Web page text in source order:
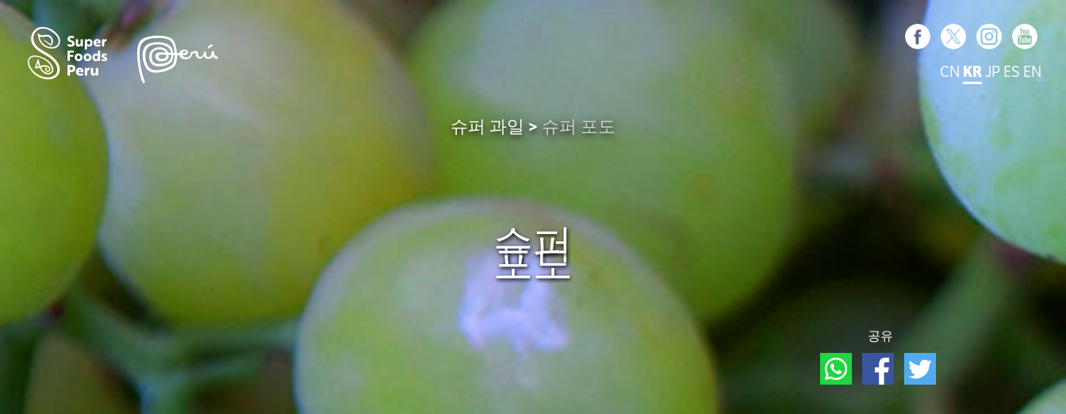
CN KRJP ES EN
슈퍼 과일 슈퍼 포도
슈퍼
포도
공유